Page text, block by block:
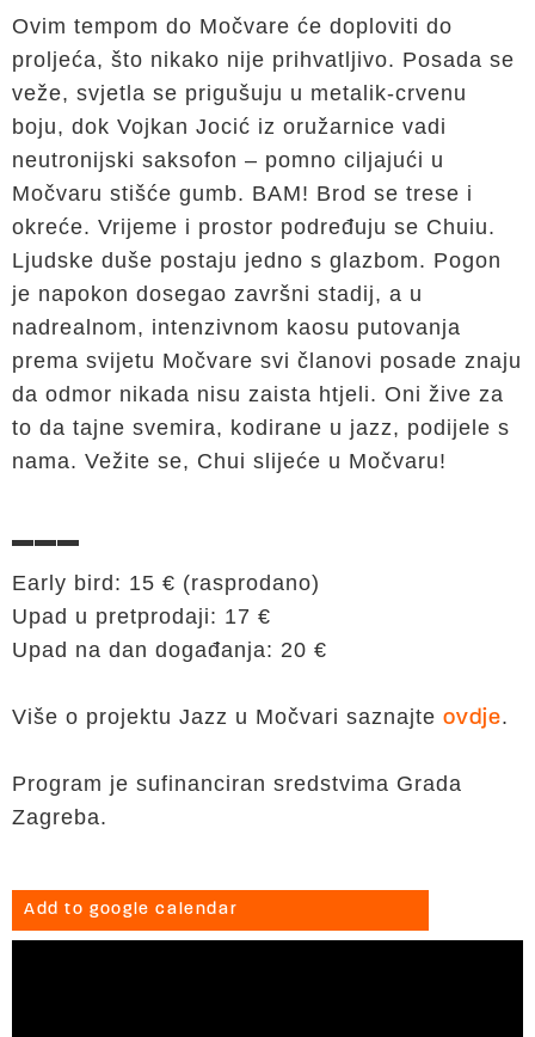
Ovim tempom do Močvare će doploviti do
proljeća, što nikako nije prihvatljivo. Posada se
veže, svjetla se prigušuju u metalik-crvenu
boju, dok Vojkan Jocić iz oružarnice vadi
neutronijski saksofon – pomno ciljajući u
Močvaru stišće gumb. BAM! Brod se trese i
okreće. Vrijeme i prostor podređuju se Chuiu.
Ljudske duše postaju jedno s glazbom. Pogon
je napokon dosegao završni stadij, a u
nadrealnom, intenzivnom kaosu putovanja
prema svijetu Močvare svi članovi posade znaju
da odmor nikada nisu zaista htjeli. Oni žive za
to da tajne svemira, kodirane u jazz, podijele s
nama. Vežite se, Chui slijeće u Močvaru!
▬▬▬
Early bird: 15 € (rasprodano)
Upad u pretprodaji: 17 €
Upad na dan događanja: 20 €
Više o projektu Jazz u Močvari saznajte ovdje.
Program je sufinanciran sredstvima Grada
Zagreba.
Add to google calendar